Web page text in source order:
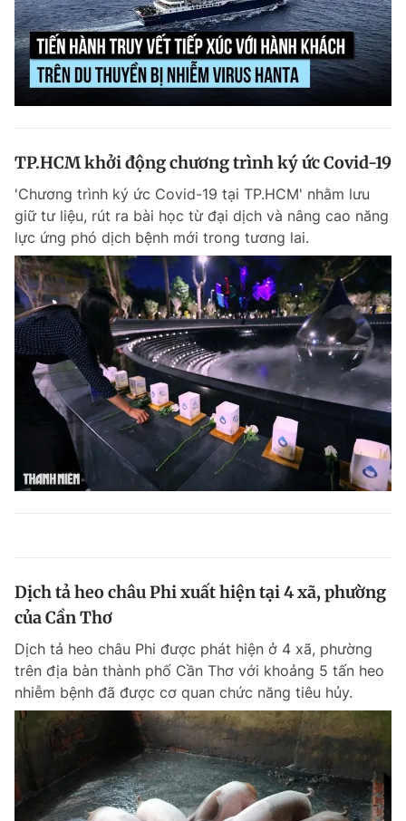
TP.HCM khởi động chương trình ký ức Covid-19
'Chương trình ký ức Covid-19 tại TP.HCM' nhằm lưu
giữ tư liệu, rút ra bài học từ đại dịch và nâng cao năng
lực ứng phó dịch bệnh mới trong tương lai.
Dịch tả heo châu Phi xuất hiện tại 4 xã, phường
của Cần Thơ
Dịch tả heo châu Phi được phát hiện ở 4 xã, phường
trên địa bàn thành phố Cần Thơ với khoảng 5 tấn heo
nhiễm bệnh đã được cơ quan chức năng tiêu hủy.